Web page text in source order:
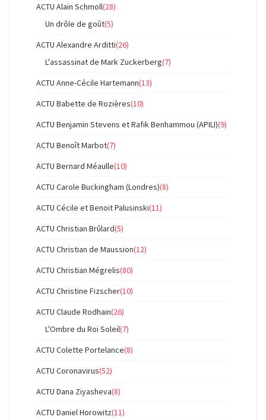
ACTU Alain Schmoll(28)
Un drôle de goût(5)
ACTU Alexandre Arditti(26)
L'assassinat de Mark Zuckerberg(7)
ACTU Anne-Cécile Hartemann(13)
ACTU Babette de Rozières(10)
ACTU Benjamin Stevens et Rafik Benhammou (APILI)(9)
ACTU Benoît Marbot(7)
ACTU Bernard Méaulle(10)
ACTU Carole Buckingham (Londres)(8)
ACTU Cécile et Benoit Palusinski(11)
ACTU Christian Brûlard(5)
ACTU Christian de Maussion(12)
ACTU Christian Mégrelis(80)
ACTU Christine Fizscher(10)
ACTU Claude Rodhain(26)
L'Ombre du Roi Soleil(7)
ACTU Colette Portelance(8)
ACTU Coronavirus(52)
ACTU Dana Ziyasheva(8)
ACTU Daniel Horowitz(11)